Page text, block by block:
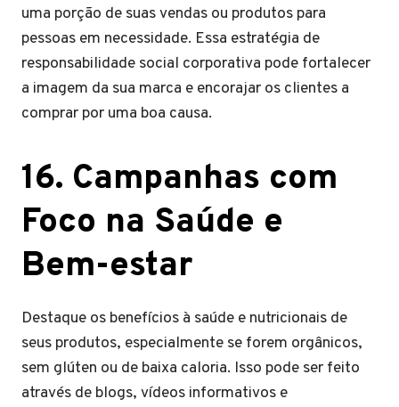
uma porção de suas vendas ou produtos para
pessoas em necessidade. Essa estratégia de
responsabilidade social corporativa pode fortalecer
a imagem da sua marca e encorajar os clientes a
comprar por uma boa causa.
16. Campanhas com
Foco na Saúde e
Bem-estar
Destaque os benefícios à saúde e nutricionais de
seus produtos, especialmente se forem orgânicos,
sem glúten ou de baixa caloria. Isso pode ser feito
através de blogs, vídeos informativos e